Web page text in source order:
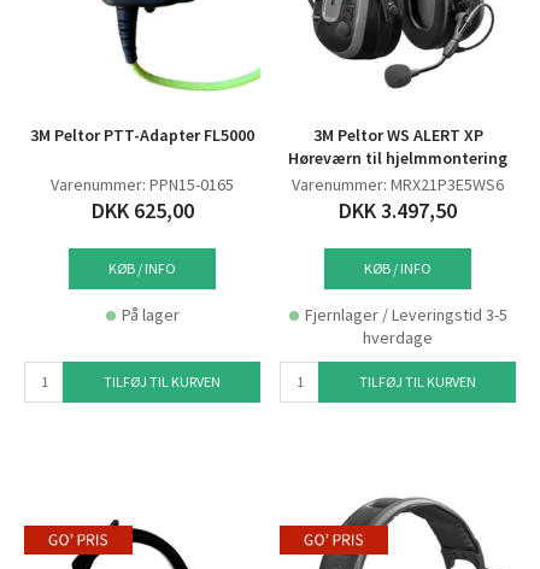
3M Peltor PTT-Adapter FL5000
Varenummer: PPN15-0165
DKK 625,00
KØB / INFO
På lager
TILFØJ TIL KURVEN
3M Peltor WS ALERT XP
Høreværn til hjelmmontering
Varenummer: MRX21P3E5WS6
DKK 3.497,50
KØB / INFO
Fjernlager / Leveringstid 3-5
hverdage
TILFØJ TIL KURVEN